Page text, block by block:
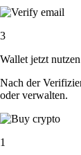
3
Wallet jetzt nutzen
Nach der
oder verwalten.
1